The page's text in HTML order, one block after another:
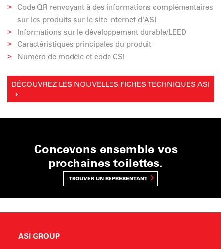
Code QR renvoyant à des informations complémentaires
sur les produits sur le site Internet d'ASI
Informations sur le développement durable/LEED
Caractéristiques principales du produit
Numéro de modèle et code CSI
DÉCOUVREZ LES NOUVELLES FICHES TECHNIQUES ASI
Concevons ensemble vos
prochaines toilettes.
TROUVER UN REPRÉSENTANT
ASI GROUP